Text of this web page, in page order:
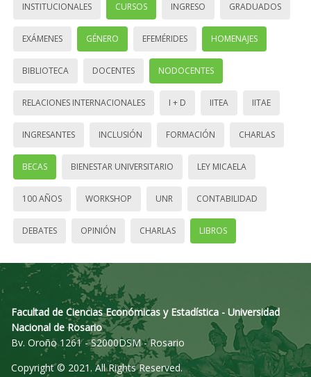
INSTITUCIONALES CURSOS INGRESO GRADUADOS
EXÁMENES GÉNERO EFEMÉRIDES HOMENAJES
BIBLIOTECA DOCENTES NODOCENTES
RELACIONES INTERNACIONALES I + D IITEA IITAE
INGRESANTES INCLUSIÓN FORMACIÓN CHARLAS
BECAS BIENESTAR UNIVERSITARIO LEY MICAELA
100 AÑOS WORKSHOP UNR CONTABILIDAD
DEBATES OPINIÓN CHARLAS LIBROS
Facultad de Ciencias Económicas y Estadística - Universidad
Nacional de Rosario
Bv. Oroño 1261 - S2000DSM - Rosario
Copyright © 2021. All Rights Reserved.